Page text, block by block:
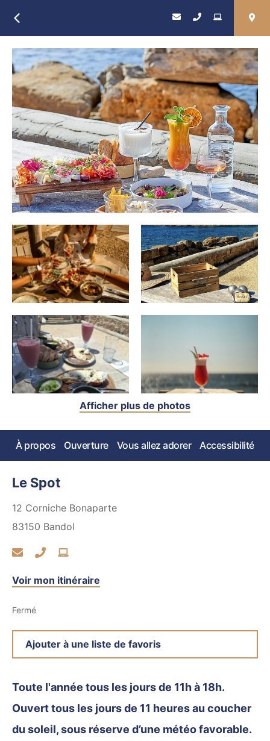
Afficher plus de photos
À propos Ouverture Vous allez adorer Accessibilité
Le Spot
12 Corniche Bonaparte
83150 Bandol
Voir mon itinéraire
Fermé
Ajouter à une liste de favoris
Toute l'année tous les jours de 11h à 18h.
Ouvert tous les jours de 11 heures au coucher
du soleil, sous réserve d’une météo favorable.